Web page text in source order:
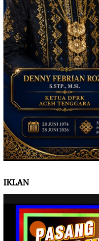
IKLAN